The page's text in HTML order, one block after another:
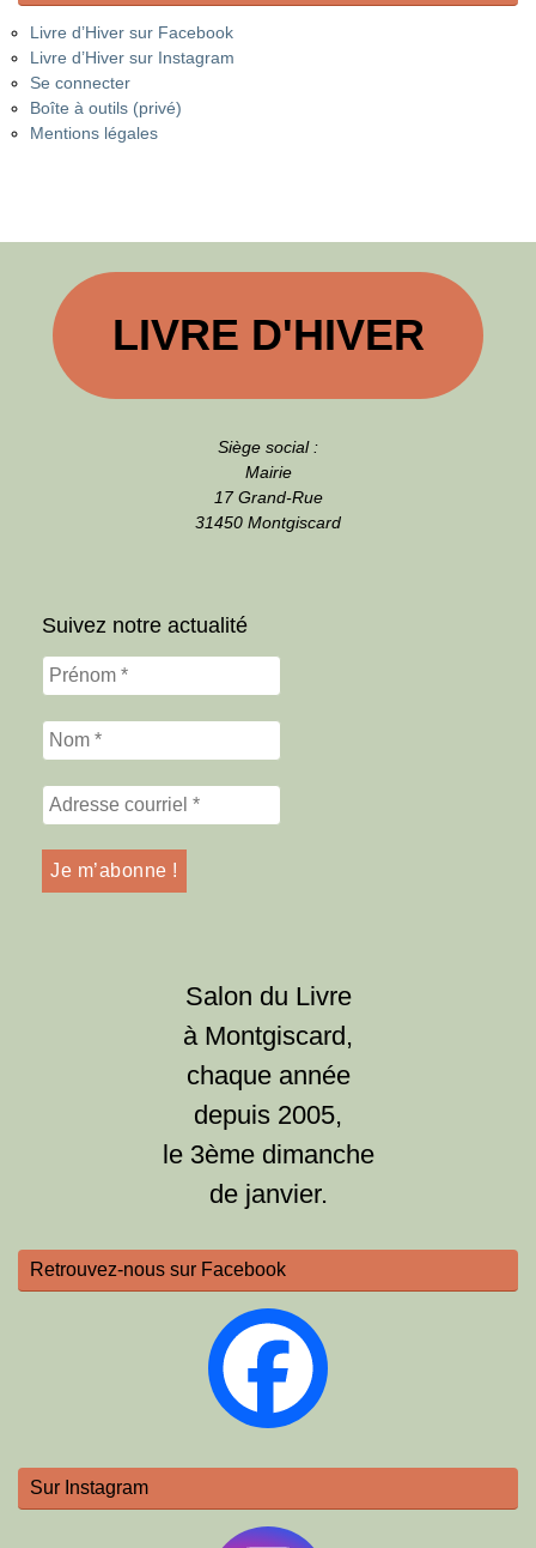
Livre d’Hiver sur Facebook
Livre d’Hiver sur Instagram
Se connecter
Boîte à outils (privé)
Mentions légales
LIVRE D'HIVER
Siège social :
Mairie
17 Grand-Rue
31450 Montgiscard
Suivez notre actualité
Salon du Livre
à Montgiscard,
chaque année
depuis 2005,
le 3ème dimanche
de janvier.
Retrouvez-nous sur Facebook
Sur Instagram